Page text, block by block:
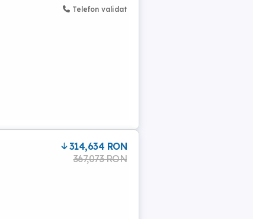
Telefon validat
314,634 RON
367,073 RON